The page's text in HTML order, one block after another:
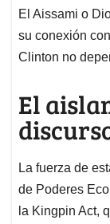
El Aissami o
su conexión
Clinton no
El
La fuerza de
de Poderes
la Kingpin Act,